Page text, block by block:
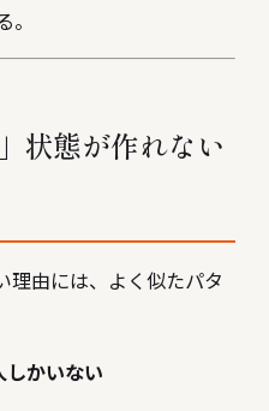
状態が作れない
理由には、よく似たパタ
かいない